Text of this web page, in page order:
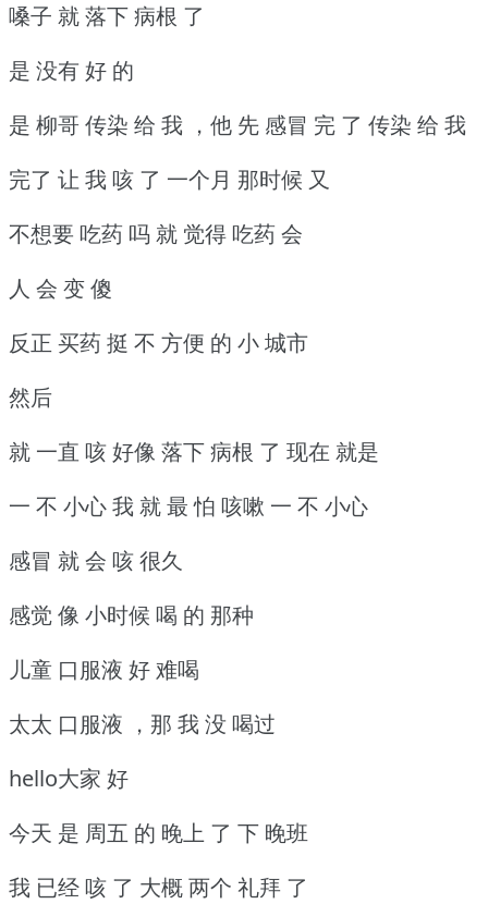
嗓子 就 落下 病根 了
是 没有 好 的
是 柳哥 传染 给 我 ，他 先 感冒 完 了 传染 给 我
完了 让 我 咳 了 一个月 那时候 又
不想要 吃药 吗 就 觉得 吃药 会
人 会 变 傻
反正 买药 挺 不 方便 的 小 城市
然后
就 一直 咳 好像 落下 病根 了 现在 就是
一 不 小心 我 就 最 怕 咳嗽 一 不 小心
感冒 就 会 咳 很久
感觉 像 小时候 喝 的 那种
儿童 口服液 好 难喝
太太 口服液 ，那 我 没 喝过
hello大家 好
今天 是 周五 的 晚上 了 下 晚班
我 已经 咳 了 大概 两个 礼拜 了